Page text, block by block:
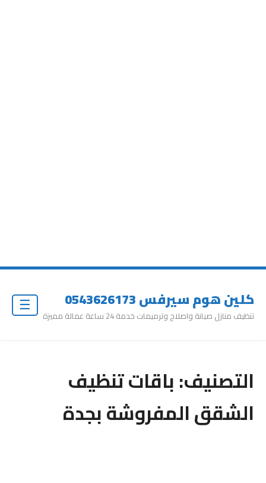
كلين هوم سيرفس 0543626173
تنظيف منازل صيانة واصلاح وترميمات خدمة 24 ساعة عمالة مميزة
التصنيف:باقات تنظيف
الشقق المفروشة بجدة